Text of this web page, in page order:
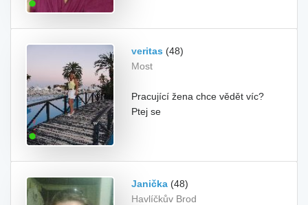
veritas (48)
Most
Pracující žena chce vědět víc?
Ptej se
Janička (48)
Havlíčkův Brod